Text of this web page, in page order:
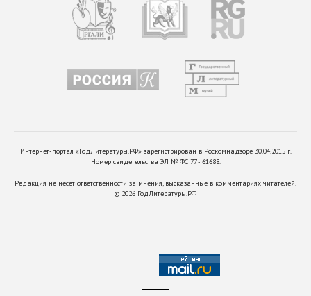
Интернет-портал «ГодЛитературы.РФ» зарегистрирован в Роскомнадзоре 30.04.2015 г.
Номер свидетельства ЭЛ № ФС 77 - 61688.
Редакция не несет ответственности за мнения, высказанные в комментариях читателей.
© 2026 ГодЛитературы.РФ